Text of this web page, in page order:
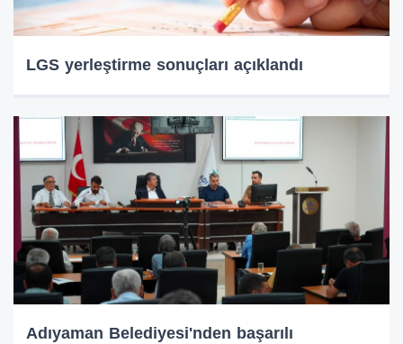
LGS yerleştirme sonuçları açıklandı
Adıyaman Belediyesi'nden başarılı